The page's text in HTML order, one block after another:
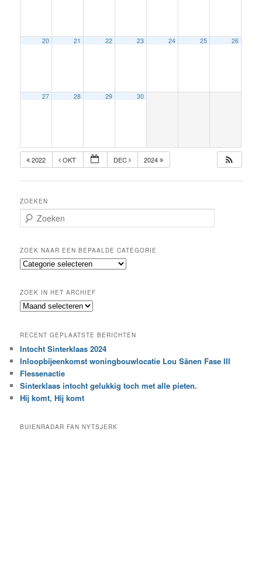
20 21 22 23 24 25 26
27 28 29 30
2022 OKT DEC 2024
ZOEKEN
o
k
e
n
ZOEK NAAR EEN BEPAALDE CATEGORIE
Z
k
n
e
e
n
b
e
a
ZOEK IN HET ARCHIEF
Z
k
i
n
h
e
t
c
RECENT GEPLAATSTE BERICHTEN
Intocht Sinterklaas 2024
Inloopbijeenkomst woningbouwlocatie Lou Sânen Fase III
Flessenactie
Sinterklaas intocht gelukkig toch met alle pieten.
Hij komt, Hij komt
BUIENRADAR FAN NYTSJERK